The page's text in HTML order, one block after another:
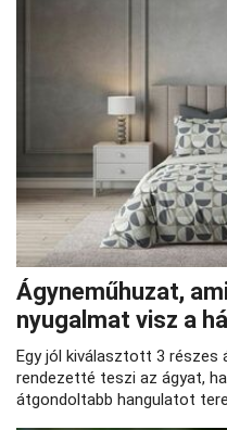
Ágyneműhuzat,
nyugalmat visz a
Egy jól kiválasztott 3 részes
rendezetté teszi az ágyat,
átgondoltabb hangulatot